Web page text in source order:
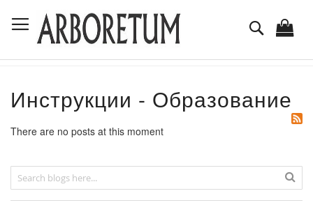
to
Content
Search
Инструкции - Образование
There are no posts at this moment